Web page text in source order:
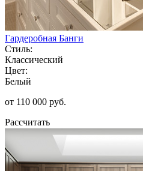
Гардеробная Банги
Стиль:
Классический
Цвет:
Белый
от 110 000 руб.
Рассчитать